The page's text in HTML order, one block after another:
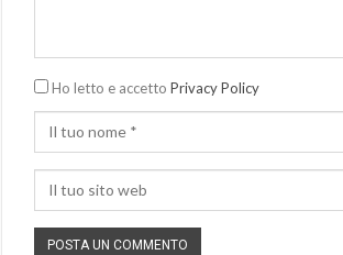
Ho letto e accetto Privacy Policy